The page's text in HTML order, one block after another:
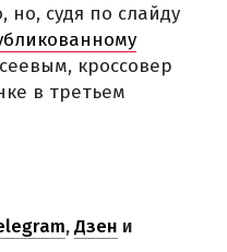
но, судя по слайду
кроссовер
в третьем
,Дзен и